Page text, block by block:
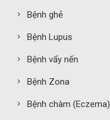
Bệnh ghẻ
Bệnh Lupus
Bệnh vẩy nến
Bệnh Zona
Bệnh chàm (Eczema)